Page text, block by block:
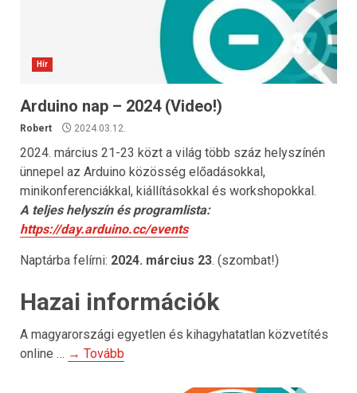
Hír
Arduino nap – 2024 (Video!)
Robert 2024.03.12.
2024. március 21-23 közt a világ több száz helyszínén
ünnepel az Arduino közösség előadásokkal,
minikonferenciákkal, kiállításokkal és workshopokkal.
A teljes helyszín és programlista:
https://day.arduino.cc/events
Naptárba felírni: 2024. március 23. (szombat!)
Hazai információk
A magyarországi egyetlen és kihagyhatatlan közvetítés
online … → Tovább